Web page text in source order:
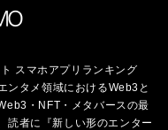
スマホアプリランキング
ンタメ領域におけるWeb3と
・NFT・メタバースの最
読者に『新しい形のエンター